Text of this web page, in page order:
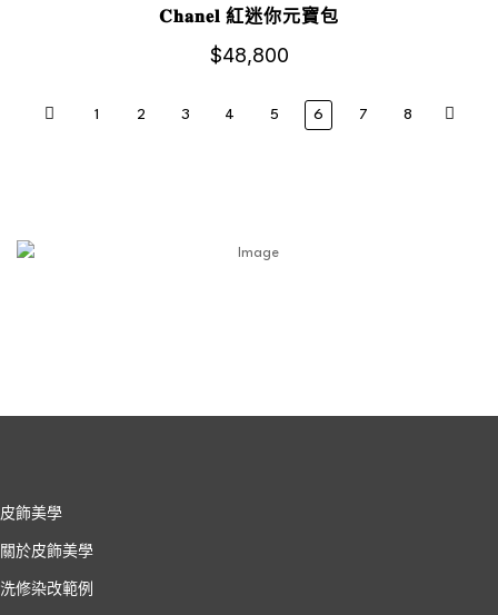
𝐂𝐡𝐚𝐧𝐞𝐥 紅迷你元寶包
$48,800
1 2 3 4 5 6 7 8
皮飾美學
關於皮飾美學
洗修染改範例